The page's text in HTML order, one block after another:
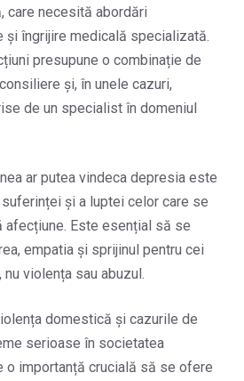
care necesită abordări
și îngrijire medicală specializată.
presupune o combinație de
și, în unele cazuri,
de un specialist în domeniul
ar putea vindeca depresia este
și a luptei celor care se
afecțiune. Este esențial să se
empatia și sprijinul pentru cei
violența sau abuzul.
domestică și cazurile de
serioase în societatea
o importanță crucială să se ofere